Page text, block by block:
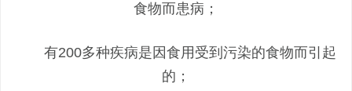
食物而患病；
有200多种疾病是因食用受到污染的食物而引起
的；